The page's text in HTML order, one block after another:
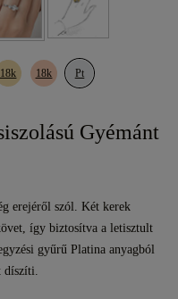
18k 18k Pt
Gyémánt
erejéről szól. Két kerek
így biztosítva a letisztult
gyűrű Platina anyagból
díszíti.